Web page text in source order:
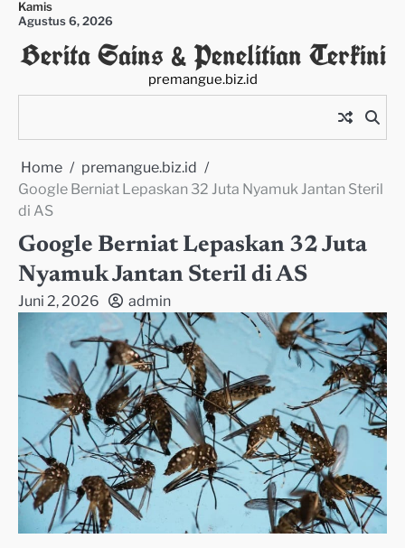
Skip
content
Kamis
Agustus 6, 2026
Berita Sains & Penelitian Terkini
premangue.biz.id
Home
premangue.biz.id
Google Berniat Lepaskan 32 Juta Nyamuk Jantan Steril
di AS
Google Berniat Lepaskan 32 Juta
Nyamuk Jantan Steril di AS
Juni 2, 2026 admin